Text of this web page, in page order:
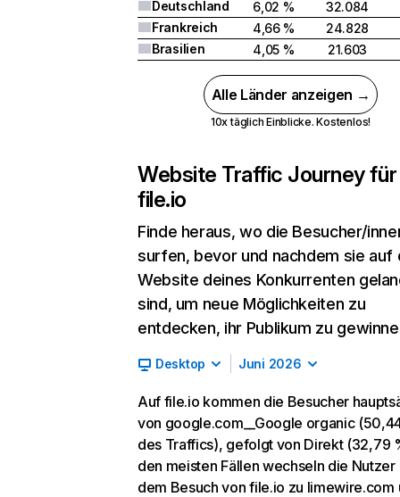
Deutschland
6,02 %
32.084
Frankreich
4,66 %
24.828
Brasilien
4,05 % 21.603
Alle Länder anzeigen →
10x täglich Einblicke. Kostenlos!
Website Traffic Journey für
file.io
Finde heraus, wo die Besucher/
surfen, bevor und nachdem sie auf
Website deines Konkurrenten
sind, um neue Möglichkeiten zu
entdecken, ihr Publikum zu
Desktop Juni 2026
Auf file.io kommen die Besucher
von google.com__Google organic
des Traffics), gefolgt von Direkt (32,79
den meisten Fällen wechseln die Nutzer
dem Besuch von file.io zu limewire.com